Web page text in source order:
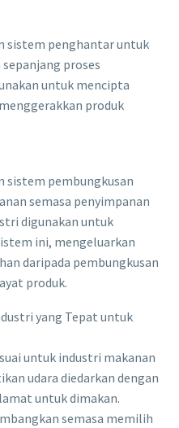
sistem penghantar untuk
proses
untuk mencipta
produk
sistem pembungkusan
semasa penyimpanan
digunakan untuk
ini, mengeluarkan
daripada pembungkusan
produk.
yang Tepat untuk
untuk industri makanan
udara diedarkan dengan
untuk dimakan.
semasa memilih